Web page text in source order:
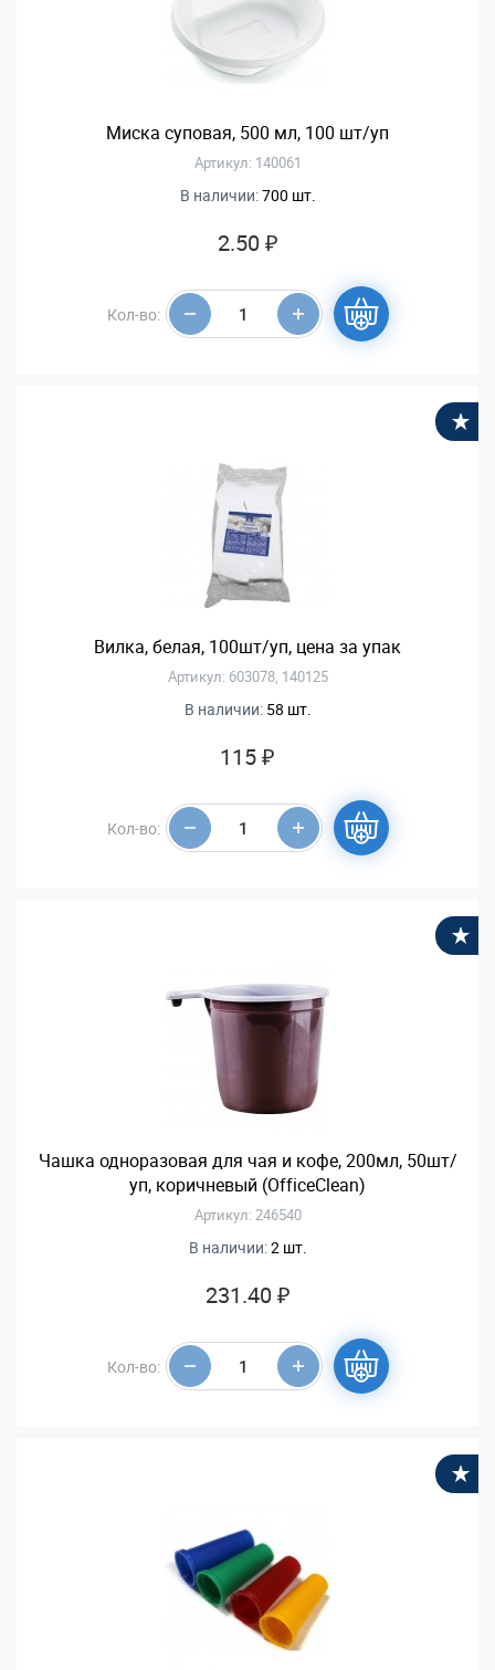
Миска суповая, 500 мл, 100 шт/уп
Артикул: 140061
В наличии:700 шт.
2.50 ₽
Кол-во:
Вилка, белая, 100шт/уп, цена за упак
Артикул: 603078, 140125
В наличии: 58 шт.
115 ₽
Кол-во:
Чашка одноразовая для чая и кофе, 200мл, 50шт/
уп, коричневый (OfficeClean)
Артикул: 246540
В наличии:2 шт.
231.40 ₽
Кол-во: